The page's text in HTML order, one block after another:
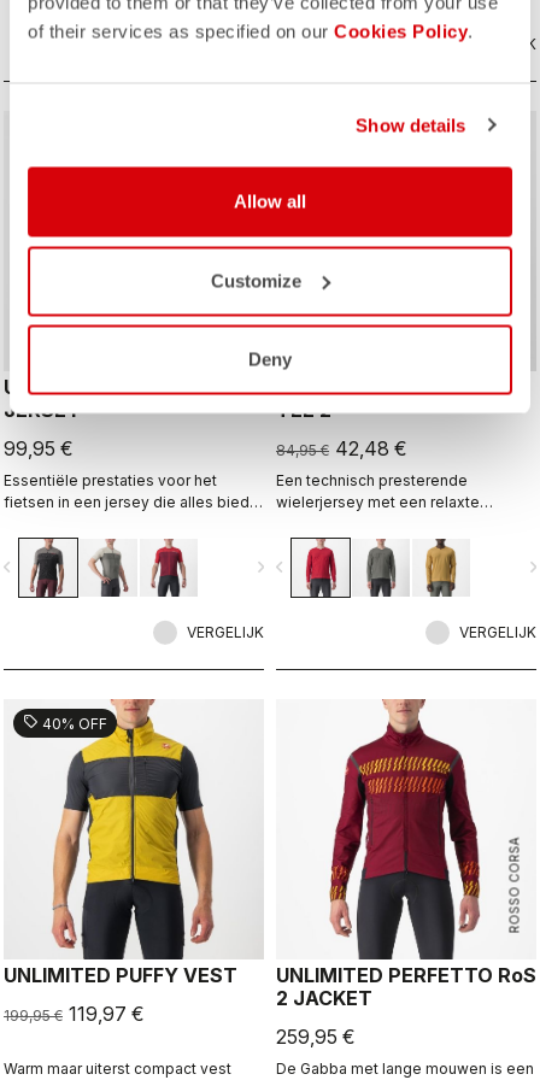
of their services as specified on our Cookies Policy.
Show details
Allow all
Customize
Deny
VERGELIJK VERGELIJK
UNLIMITED ENTRATA
JERSEY
99,95 €
Essentiële prestaties voor het
fietsen in een jersey die alles biedt
terrein, met een neutrale pasvorm.
navigate_next
VERGELIJK
50% OFF
TRAIL TECH LONGSLEEVE
TEE 2
84,95 € 42,48 €
Een technisch presterende
wielerjersey met een relaxte
Perfect voor een avontuurlijke
dagtocht, ongeacht welke fiets je
kiest of op welk oppervlak je rijdt.
navigate_before
VERGELIJK
sell 40% OFF
UNLIMITED PUFFY VEST
199,95 € 119,97 €
Warm maar uiterst compact vest
ROSSO CORSA
UNLIMITED PERFETTO RoS
2 JACKET
259,95 €
De Gabba met lange mouwen is een